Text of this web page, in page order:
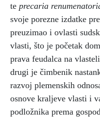
te precaria
svoje porezne izdatke
preuzimao i ovlasti
vlasti, što je početak
prava feudalca na
drugi je čimbenik
razvoj plemenskih
osnove kraljeve vlasti i
podložnika prema